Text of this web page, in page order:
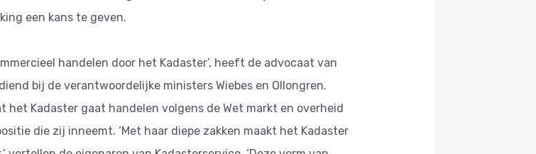
een kans te geven.
handelen door het Kadaster’, heeft de advocaat van
bij de verantwoordelijke ministers Wiebes en Ollongren.
het Kadaster gaat handelen volgens de Wet markt en overheid
die zij inneemt. ‘Met haar diepe zakken maakt het Kadaster